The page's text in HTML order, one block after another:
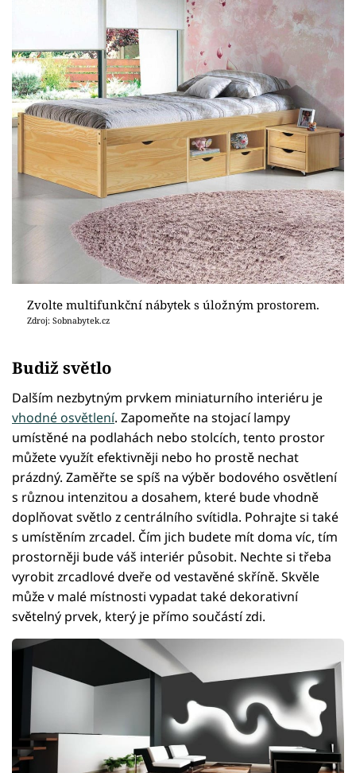
Zvolte multifunkční nábytek s úložným prostorem.
Zdroj: Sobnabytek.cz
Budiž světlo
Dalším nezbytným prvkem miniaturního interiéru je
vhodné osvětlení. Zapomeňte na stojací lampy
umístěné na podlahách nebo stolcích, tento prostor
můžete využít efektivněji nebo ho prostě nechat
prázdný. Zaměřte se spíš na výběr bodového osvětlení
s různou intenzitou a dosahem, které bude vhodně
doplňovat světlo z centrálního svítidla. Pohrajte si také
s umístěním zrcadel. Čím jich budete mít doma víc, tím
prostorněji bude váš interiér působit. Nechte si třeba
vyrobit zrcadlové dveře od vestavěné skříně. Skvěle
může v malé místnosti vypadat také dekorativní
světelný prvek, který je přímo součástí zdi.